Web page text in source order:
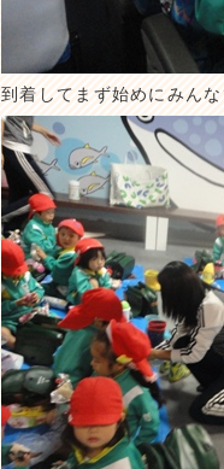
到着してまず始めにみん